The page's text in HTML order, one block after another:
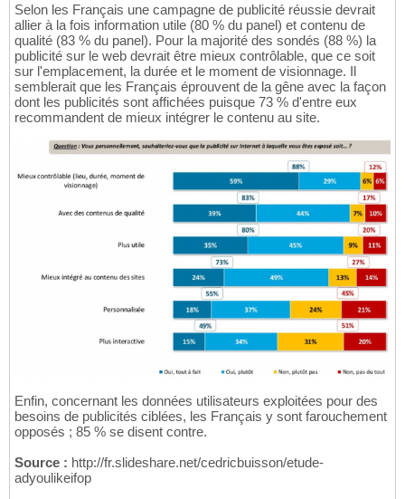
Selon les Français une campagne de publicité réussie devrait
allier à la fois information utile (80 % du panel) et contenu de
qualité (83 % du panel). Pour la majorité des sondés (88 %) la
publicité sur le web devrait être mieux contrôlable, que ce soit
sur l'emplacement, la durée et le moment de visionnage. Il
semblerait que les Français éprouvent de la gêne avec la façon
dont les publicités sont affichées puisque 73 % d'entre eux
recommandent de mieux intégrer le contenu au site.
Enfin, concernant les données utilisateurs exploitées pour des
besoins de publicités ciblées, les Français y sont farouchement
opposés ; 85 % se disent contre.
Source : http://fr.slideshare.net/cedricbuisson/etude-
adyoulikeifop